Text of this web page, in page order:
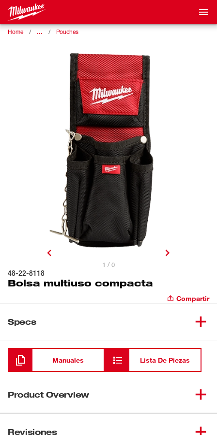
Home … Pouches
1 / 0
48-22-8118
Bolsa multiuso compacta
Compartir
Specs
Cargando
Manuales Lista De Piezas
Product Overview
específicamente diseñada para brindar una solución de
Revisiones